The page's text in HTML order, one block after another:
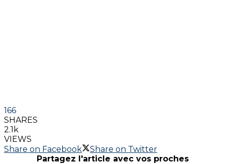
166
SHARES
2.1k
VIEWS
Share on Facebook
Share on Twitter
Partagez l'article avec vos proches